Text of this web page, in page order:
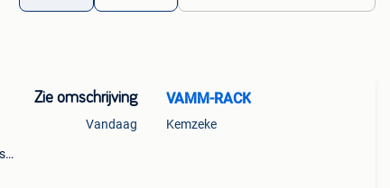
Zie omschrijving
Vandaag
VAMM-RACK
Kemzeke